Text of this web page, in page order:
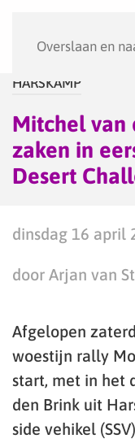
Overslaan en
HARSKAMP
Mitchel van
zaken in
Desert
dinsdag 16 april
door Arjan van
Afgelopen
woestijn rally
start, met in het
den Brink uit
side vehikel